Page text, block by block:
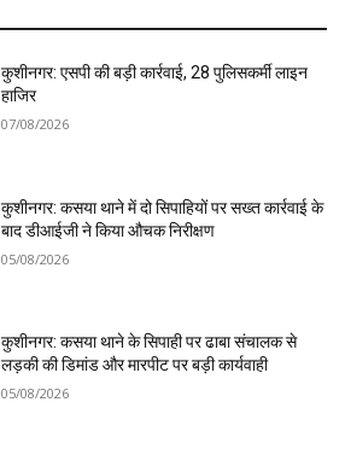
कुशीनगर: एसपी की बड़ी कार्रवाई, 28 पुलिसकर्मी लाइन
हाजिर
07/08/2026
कुशीनगर: कसया थाने में दो सिपाहियों पर सख्त कार्रवाई के
बाद डीआईजी ने किया औचक निरीक्षण
05/08/2026
कुशीनगर: कसया थाने के सिपाही पर ढाबा संचालक से
लड़की की डिमांड और मारपीट पर बड़ी कार्यवाही
05/08/2026